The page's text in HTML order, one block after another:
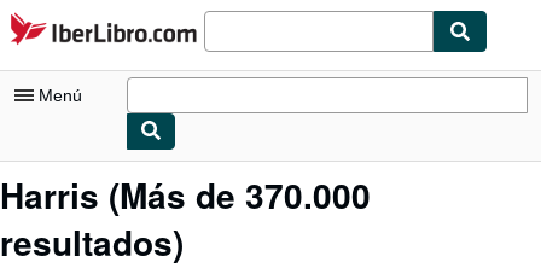
Pasar al contenido principal
IberLibro.com
Menú
Mi cuenta
Consultar mis pedidos
Harris (Más de 370.000
resultados)